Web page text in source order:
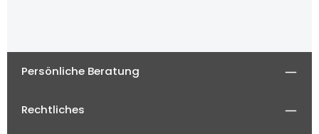
Persönliche Beratung
Rechtliches